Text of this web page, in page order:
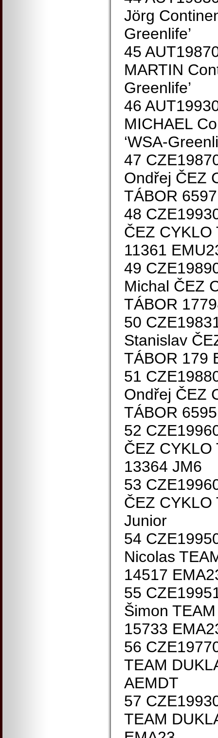
Jörg
Greenlife’
45
MARTIN
Greenlife’
46
MICHAEL
‘WSA-
47
Ondřej ČEZ
TÁBOR
48
ČEZ CYKLO
11361
49
Michal ČEZ
TÁBOR
50
Stanislav
TÁBOR 179
51
Ondřej ČEZ
TÁBOR
52
ČEZ CYKLO
13364 JM6
53
ČEZ CYKLO
Junior
54
Nicolas
14517
55
Šimon
15733
56
TEAM
AEMDT
57
TEAM